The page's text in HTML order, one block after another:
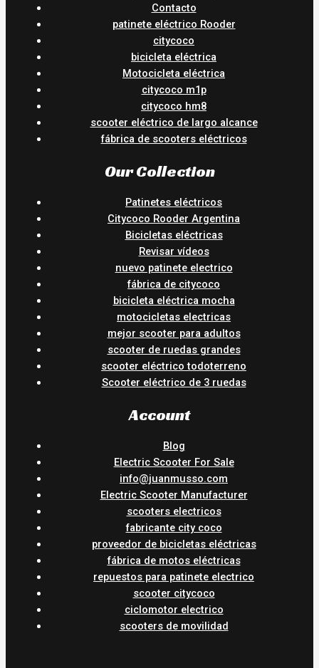
Contacto
patinete eléctrico Rooder
citycoco
bicicleta eléctrica
Motocicleta eléctrica
citycoco m1p
citycoco hm8
scooter eléctrico de largo alcance
fábrica de scooters eléctricos
Our Collection
Patinetes eléctricos
Citycoco Rooder Argentina
Bicicletas eléctricas
Revisar vídeos
nuevo patinete electrico
fábrica de citycoco
bicicleta eléctrica mocha
motocicletas electricas
mejor scooter para adultos
scooter de ruedas grandes
scooter eléctrico todoterreno
Scooter eléctrico de 3 ruedas
Account
Blog
Electric Scooter For Sale
info@juanmusso.com
Electric Scooter Manufacturer
scooters electricos
fabricante city coco
proveedor de bicicletas eléctricas
fábrica de motos eléctricas
repuestos para patinete electrico
scooter citycoco
ciclomotor electrico
scooters de movilidad